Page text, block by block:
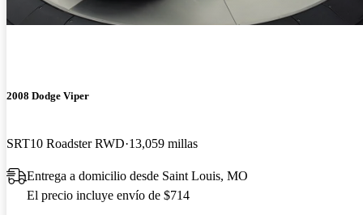
2008 Dodge Viper
SRT10 Roadster RWD 13,059 millas
Entrega a domicilio desde Saint Louis, MO
El precio incluye envío de $714